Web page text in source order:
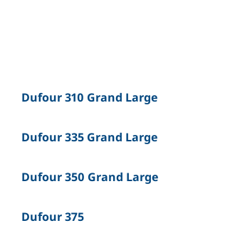
Dufour 310 Grand Large
Dufour 335 Grand Large
Dufour 350 Grand Large
Dufour 375